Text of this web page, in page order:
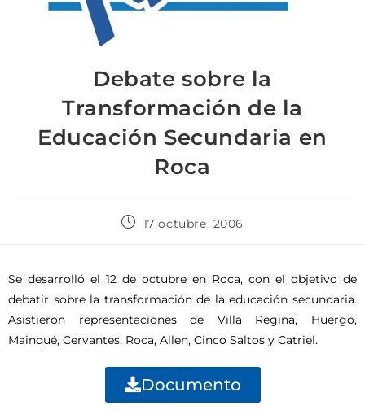
Debate sobre la
Transformación de la
Educación Secundaria en
Roca
17 octubre, 2006
Se desarrolló el 12 de octubre en Roca, con el objetivo de
debatir sobre la transformación de la educación secundaria.
Asistieron representaciones de Villa Regina, Huergo,
Mainqué, Cervantes, Roca, Allen, Cinco Saltos y Catriel.
Documento